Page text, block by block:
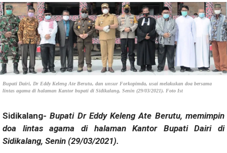
Bupati Dairi, Dr Eddy Keleng Ate Berutu, dan unsur Forkopimda, usai melakukan doa bersama
lintas agama di halaman Kantor bupati di Sidikalang, Senin (29/03/2021). Foto Ist
Sidikalang- Bupati Dr Eddy Keleng Ate Berutu, memimpin
doa lintas agama di halaman Kantor Bupati Dairi di
Sidikalang, Senin (29/03/2021).